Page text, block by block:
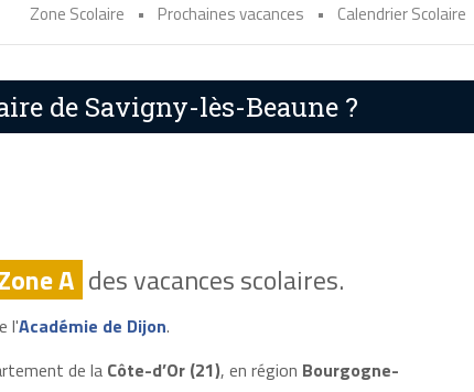
Zone Scolaire • Prochaines vacances • Calendrier Scolaire
de Savigny-lès-Beaune ?
A des vacances scolaires.
l'Académie de Dijon.
de la Côte-d’Or (21), en région Bourgogne-